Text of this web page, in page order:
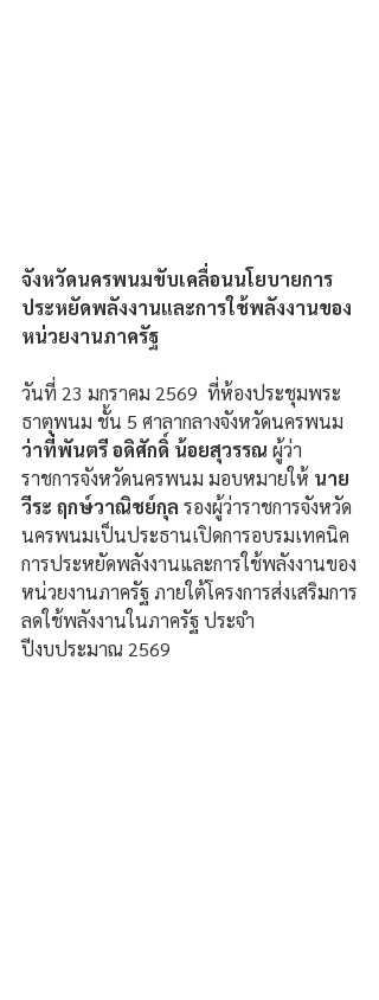
จังหวัดนครพนมขับเคลื่อนนโยบายการ
ประหยัดพลังงานและการใช้พลังงานของ
หน่วยงานภาครัฐ
วันที่ 23 มกราคม 2569  ที่ห้องประชุมพระ
ธาตุพนม ชั้น 5 ศาลากลางจังหวัดนครพนม
ว่าที่พันตรี อดิศักดิ์ น้อยสุวรรณ ผู้ว่า
ราชการจังหวัดนครพนม มอบหมายให้ นาย
วีระ ฤกษ์วาณิชย์กุล รองผู้ว่าราชการจังหวัด
นครพนมเป็นประธานเปิดการอบรมเทคนิค
การประหยัดพลังงานและการใช้พลังงานของ
หน่วยงานภาครัฐ ภายใต้โครงการส่งเสริมการ
ลดใช้พลังงานในภาครัฐ ประจำ
ปีงบประมาณ 2569